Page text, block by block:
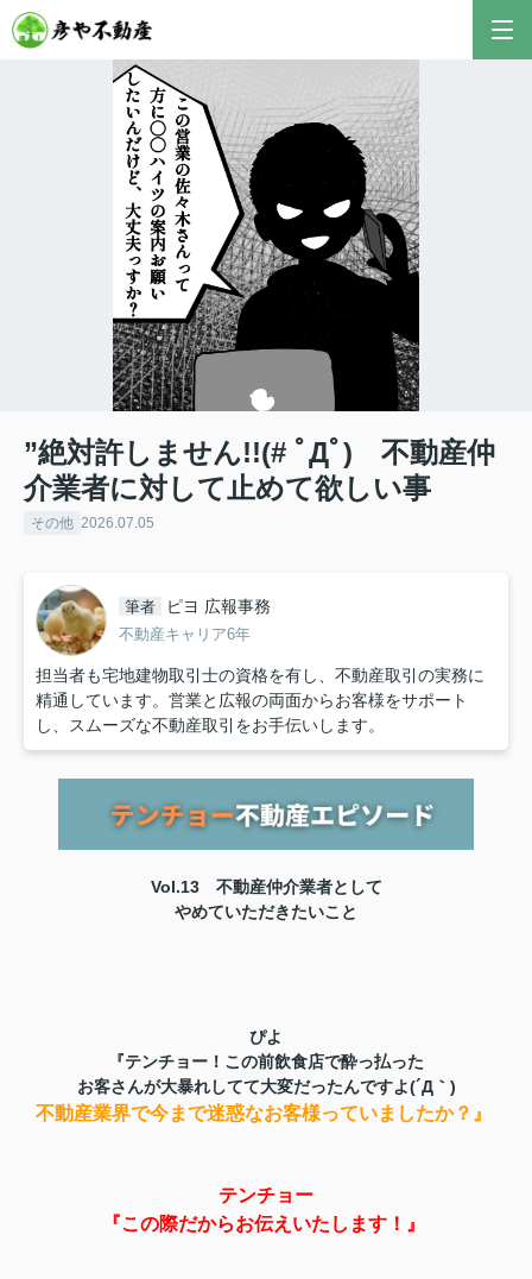
”絶対許しません!!(# ﾟДﾟ) 不動産仲
介業者に対して止めて欲しい事
その他 2026.07.05
筆者 ピヨ 広報事務
不動産キャリア6年
担当者も宅地建物取引士の資格を有し、不動産取引の実務に
精通しています。営業と広報の両面からお客様をサポート
し、スムーズな不動産取引をお手伝いします。
Vol.13 不動産仲介業者として
やめていただきたいこと
ぴよ
『テンチョー！この前飲食店で酔っ払った
お客さんが大暴れしてて大変だったんですよ(´Д｀)
不動産業界で今まで迷惑なお客様っていましたか？』
テンチョー
『この際だからお伝えいたします！』